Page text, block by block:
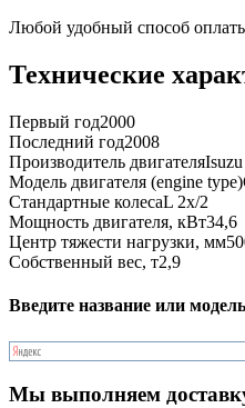
Любой удобный способ
Технические
Первый год2000
Последний год2008
Производитель двигателяIsuzu
Модель двигателя (engine type)
Стандартные колесаL 2x/2
Мощность двигателя, кВт34,6
Центр тяжести нагрузки, мм
Собственный вес, т2,9
Введите название или
Мы выполняем